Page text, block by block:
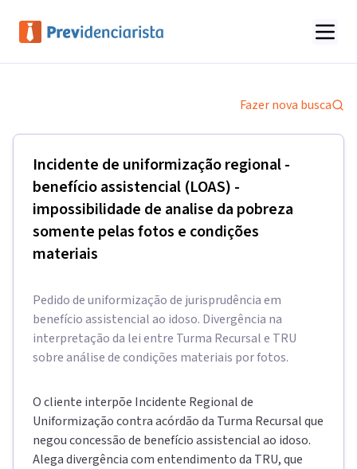
Fazer nova busca
Incidente de uniformização regional -
benefício assistencial (LOAS) -
impossibilidade de analise da pobreza
somente pelas fotos e condições
materiais
Pedido de uniformização de jurisprudência em
benefício assistencial ao idoso. Divergência na
interpretação da lei entre Turma Recursal e TRU
sobre análise de condições materiais por fotos.
O cliente interpõe Incidente Regional de
Uniformização contra acórdão da Turma Recursal que
negou concessão de benefício assistencial ao idoso.
Alega divergência com entendimento da TRU, que